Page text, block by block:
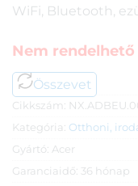
WiFi, Bluetooth,
Nem rendelhető
Összevet
Cikkszám:
Kategória: Otthoni,
Gyártó: Acer
Garanciaidő: 36 hónap